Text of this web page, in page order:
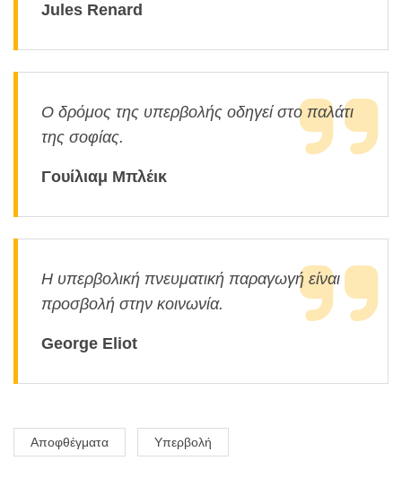
Jules Renard
Ο δρόμος της υπερβολής οδηγεί στο παλάτι
της σοφίας.
Γουίλιαμ Μπλέικ
Η υπερβολική πνευματική παραγωγή είναι
προσβολή στην κοινωνία.
George Eliot
Αποφθέγματα Υπερβολή